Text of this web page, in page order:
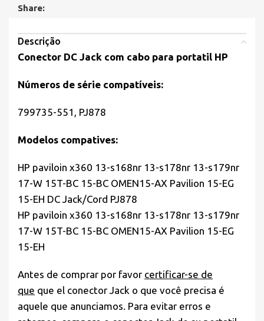
Share:
Descrição
Conector DC Jack com cabo para portatil HP
Números de série compatíveis:
799735-551, PJ878
Modelos compatives:
HP paviloin x360 13-s168nr 13-s178nr 13-s179nr
17-W 15T-BC 15-BC OMEN15-AX Pavilion 15-EG
15-EH DC Jack/Cord PJ878
HP paviloin x360 13-s168nr 13-s178nr 13-s179nr
17-W 15T-BC 15-BC OMEN15-AX Pavilion 15-EG
15-EH
Antes de comprar por favor certificar-se de
que que el conector Jack o que você precisa é
aquele que anunciamos. Para evitar erros e